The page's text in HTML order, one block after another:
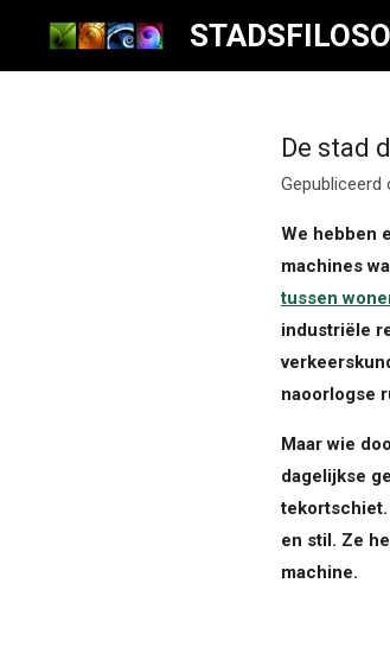
De stad
Gepubliceerd
We hebben
machines
tussen
industriële
naoorlogse
Maar wie
dagelijkse
tekortschiet.
en stil. Ze
machine.